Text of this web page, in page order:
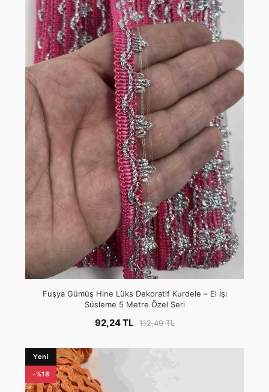
Fuşya Gümüş Hine Lüks Dekoratif Kurdele – El İşi
Süsleme 5 Metre Özel Seri
92,24 TL 112,49 TL
Yeni
-%18